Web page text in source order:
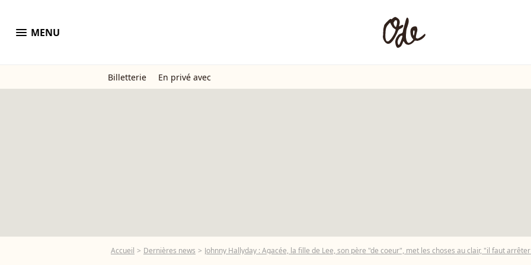
menu MENU
Billetterie En privé avec
Accueil Dernières news Johnny Hallyday : Agacée, la fille de Lee, son père "de coeur", met les choses au clair, "il faut